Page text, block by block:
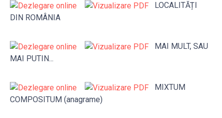
LOCALITĂȚI
DIN ROMÂNIA
MAI MULT, SAU
MAI PUTIN...
MIXTUM
COMPOSITUM (anagrame)